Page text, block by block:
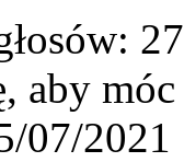
27
aby móc
07/2021